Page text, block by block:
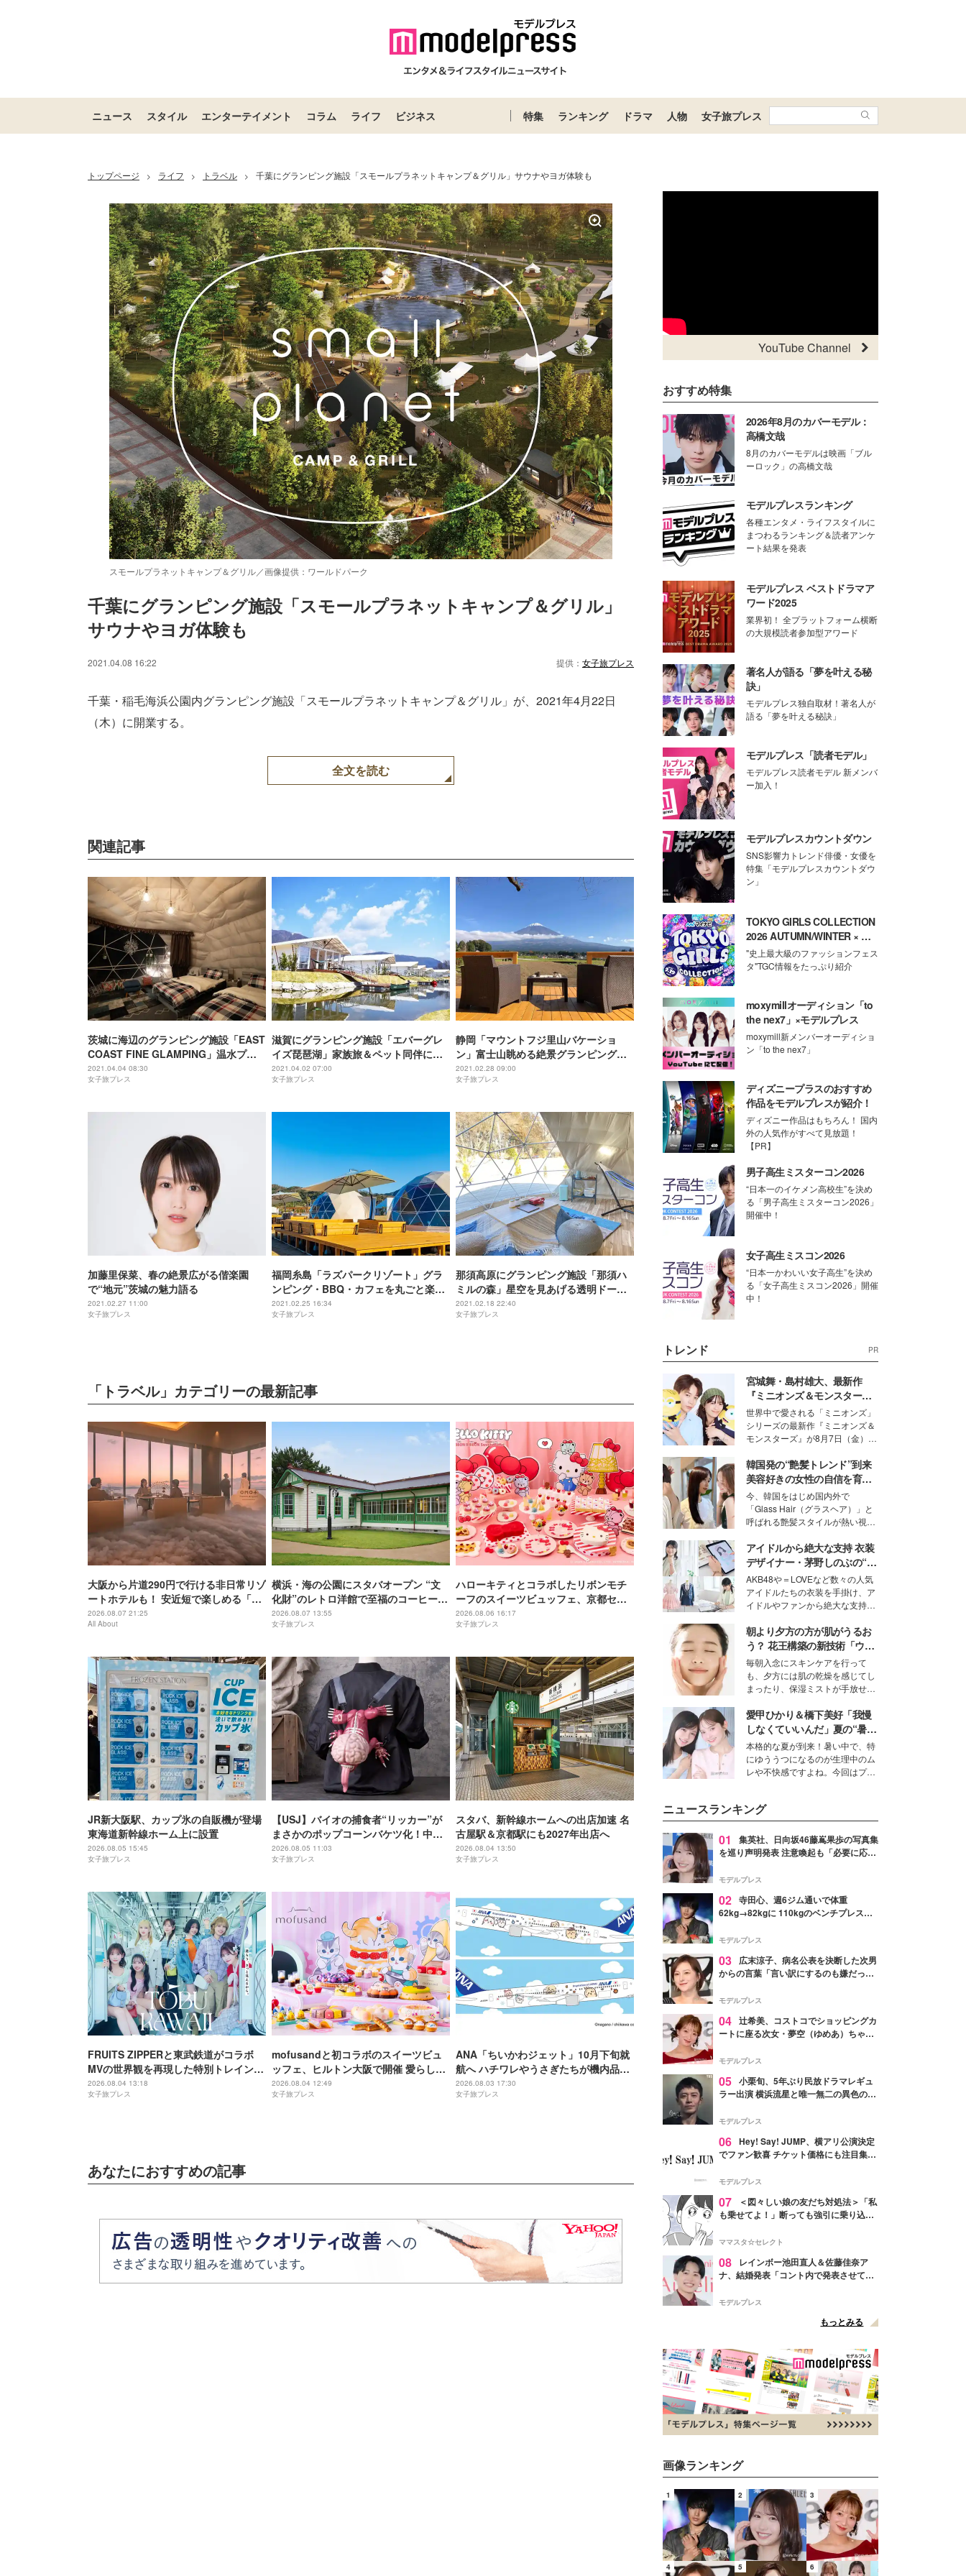
ニュース スタイル エンターテイメント コラム ライフ ビジネス 特集 ランキング ドラマ 人物 女子旅プレス
トップページ > ライフ > トラベル > 千葉にグランピング施設「スモールプラネットキャンプ＆グリル」サウナやヨガ体験も
スモールプラネットキャンプ＆グリル／画像提供：ワールドパーク
千葉にグランピング施設「スモールプラネットキャンプ＆グリル」
サウナやヨガ体験も
2021.04.08 16:22 提供： 女子旅プレス
千葉・稲毛海浜公園内グランピング施設「スモールプラネットキャンプ＆グリル」が、2021年4月22日
（木）に開業する。
全文を読む
関連記事
茨城に海辺のグランピング施設「EAST
COAST FINE GLAMPING」温水プー
ルを完備
2021.04.04 08:30
女子旅プレス
滋賀にグランピング施設「エバーグレ
イズ琵琶湖」家族旅＆ペット同伴にも
おすすめの多彩なヴィラ
2021.04.02 07:00
女子旅プレス
静岡「マウントフジ里山バケーショ
ン」富士山眺める絶景グランピング＆
エコツアー施設
2021.02.28 09:00
女子旅プレス
加藤里保菜、春の絶景広がる偕楽園
で“地元”茨城の魅力語る
2021.02.27 11:00
女子旅プレス
福岡糸島「ラズパークリゾート」グラ
ンピング・BBQ・カフェを丸ごと楽し
めるリゾート空間
2021.02.25 16:34
女子旅プレス
那須高原にグランピング施設「那須ハ
ミルの森」星空を見あげる透明ドーム
テントで最上級の非日常を
2021.02.18 22:40
女子旅プレス
「トラベル」カテゴリーの最新記事
大阪から片道290円で行ける非日常リゾ
ートホテルも！ 安近短で楽しめる「関
西穴場」のおすすめホテル3選
2026.08.07 21:25
All About
横浜・海の公園にスタバオープン “文
化財”のレトロ洋館で至福のコーヒー時
間
2026.08.07 13:55
女子旅プレス
ハローキティとコラボしたリボンモチ
ーフのスイーツビュッフェ、京都セン
チュリーホテルで開催
2026.08.06 16:17
女子旅プレス
JR新大阪駅、カップ氷の自販機が登場
東海道新幹線ホーム上に設置
2026.08.05 15:45
女子旅プレス
【USJ】バイオの捕食者“リッカー”が
まさかのポップコーンバケツ化！中身
は味噌フレーバー
2026.08.05 11:03
女子旅プレス
スタバ、新幹線ホームへの出店加速 名
古屋駅＆京都駅にも2027年出店へ
2026.08.04 13:50
女子旅プレス
FRUITS ZIPPERと東武鉄道がコラボ
MVの世界観を再現した特別トレイン＆
メンバーの限定アナウンス
2026.08.04 13:18
女子旅プレス
mofusandと初コラボのスイーツビュ
ッフェ、ヒルトン大阪で開催 愛らしい
にゃんこ達がケーキに
2026.08.04 12:49
女子旅プレス
ANA「ちいかわジェット」10月下旬就
航へ ハチワレやうさぎたちが機内品に
＆制服姿の限定グッズも
2026.08.03 17:30
女子旅プレス
あなたにおすすめの記事
YouTube Channel
おすすめ特集
2026年8月のカバーモデル：
高橋文哉
8月のカバーモデルは映画「ブル
ーロック」の高橋文哉
モデルプレスランキング
各種エンタメ・ライフスタイルに
まつわるランキング＆読者アンケ
ート結果を発表
モデルプレス ベストドラマア
ワード2025
業界初！ 全プラットフォーム横断
の大規模読者参加型アワード
著名人が語る「夢を叶える秘
訣」
モデルプレス独自取材！著名人が
語る「夢を叶える秘訣」
モデルプレス「読者モデル」
モデルプレス読者モデル 新メンバ
ー加入！
モデルプレスカウントダウン
SNS影響力トレンド俳優・女優を
特集「モデルプレスカウントダウ
ン」
TOKYO GIRLS COLLECTION
2026 AUTUMN/WINTER × モ
デルプレス
"史上最大級のファッションフェス
タ"TGC情報をたっぷり紹介
moxymillオーディション「to
the nex7」×モデルプレス
moxymill新メンバーオーディショ
ン「to the nex7」
ディズニープラスのおすすめ
作品をモデルプレスが紹介！
ディズニー作品はもちろん！ 国内
外の人気作がすべて見放題！
【PR】
男子高生ミスターコン2026
“日本一のイケメン高校生”を決め
る「男子高生ミスターコン2026」
開催中！
女子高生ミスコン2026
“日本一かわいい女子高生”を決め
る「女子高生ミスコン2026」開催
中！
トレンド PR
宮城舞・島村雄大、最新作
『ミニオンズ＆モンスター
ズ』の魅力熱弁 ハチャメチャ
だけじゃない“友情と絆”に感
動
世界中で愛される「ミニオンズ」
シリーズの最新作『ミニオンズ＆
モンスターズ』が8月7日（金）に
ニオン好き”という共通点を持つモ
デルの宮城舞と島村雄大の特別対
談をお届け！それぞれの視点か
ら、今作ならではの魅力や予想外
の感動をもたらす奥深いストーリ
ーについて熱く語り合ってもらっ
た。
韓国発の“艶髪トレンド”到来
美容好きの女性の自信を育む
「ヘアケア事情」って？
今、韓国をはじめ国内外で
「Glass Hair（グラスヘア）」と
呼ばれる艶髪スタイルが熱い視線
ションの完成度を高めるベースと
して、“髪そのものの美しさ”に改
めて注目する人が増えている様
子。今回は、そんな憧れの艶やか
な髪を日常で叶える、美容好きの
女性たちのヘアケア事情を紹介し
ます。
アイドルから絶大な支持 衣装
デザイナー・茅野しのぶの“可
愛い”を作る美学＜「シチズン
クロスシー」インタビュー＞
AKB48や＝LOVEなど数々の人気
アイドルたちの衣装を手掛け、ア
イドルやファンから絶大な支持を
取締役兼クリエイティブディレク
ター・茅野しのぶ。一人ひとりの
個性に寄り添い、魅力を引き出す
衣装作りは、多くの女性たちに勇
気と自信を与え続けている。
朝より夕方の方が肌がうるお
う？ 花王構築の新技術「ウォ
ーターキャプチャリングスキ
ン（捕水肌）」がスキンケア
の常識を変える予感
毎朝入念にスキンケアを行って
も、夕方には肌の乾燥を感じてし
まったり、保湿ミストが手放せな
な美容の常識を大きく変える可能
性を秘めた、革新的な「Water
Capturing Skin（ウォーターキャ
プチャリングスキン：捕水肌）」
技術を、花王が構築した。
愛甲ひかり＆橋下美好「我慢
しなくていいんだ」夏の“暑さ
対策”の新しい選択肢とは？
本格的な夏が到来！暑い中で、特
にゆううつになるのが生理中のム
レや不快感ですよね。今回はプラ
好さんを迎えて本音で女子会トー
ク。猛暑のお出かけを快適に過ご
すヒントや、2人が感動した夏の
生理の新常識にも迫りました。
ニュースランキング
01
集英社、日向坂46藤嶌果歩の写真集
を巡り声明発表 注意喚起も「必要に応じ
モデルプレス
02 寺田心、週6ジム通いで体重
62kg→82kgに 110kgのベンチプレス持
「かっこいい」と反響
モデルプレス
03
広末涼子、病名公表を決断した次男
からの言葉「言い訳にするのも嫌だっ
モデルプレス
04 辻希美、コストコでショッピングカ
ートに座る次女・夢空（ゆめあ）ちゃん
ぎ」「成長を感じる」の声
モデルプレス
05 小栗旬、5年ぶり民放ドラマレギュ
ラー出演 横浜流星と唯一無二の異色のバ
モデルプレス
06 Hey! Say! JUMP、横アリ公演決定
でファン歓喜 チケット価格にも注目集ま
モデルプレス
07
＜図々しい娘の友だち対処法＞「私
も乗せてよ！」断っても強引に乗り込ん
ママスタ☆セレクト
08
レインボー池田直人＆佐藤佳奈ア
ナ、結婚発表「コント内で発表させてい
点変更のため
モデルプレス
もっとみる
画像ランキング
1 2 3
4 5 6